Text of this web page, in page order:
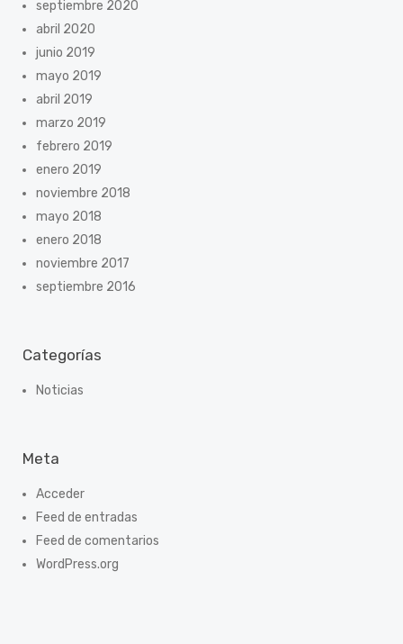
septiembre 2020
abril 2020
junio 2019
mayo 2019
abril 2019
marzo 2019
febrero 2019
enero 2019
noviembre 2018
mayo 2018
enero 2018
noviembre 2017
septiembre 2016
Categorías
Noticias
Meta
Acceder
Feed de entradas
Feed de comentarios
WordPress.org